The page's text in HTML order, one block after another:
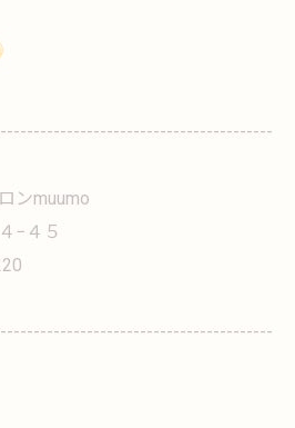
ンmuumo
−４５